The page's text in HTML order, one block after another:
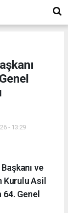
- 13:29
ve
Kurulu Asil
64. Genel